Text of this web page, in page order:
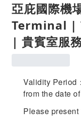
亞庇國際
Terminal |
| 貴賓室服
Validity Period
from the date
Please